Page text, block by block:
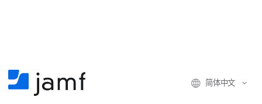
简体​中文